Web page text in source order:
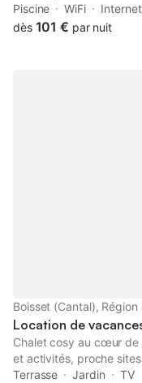
recently renovated
train station and 28 km
Piscine WiFi
Internet
dès 101 € par nuit
Boisset (Cantal), Région
Location de
Chalet cosy au cœur de
et activités, proche
property with a garden,
Terrasse Jardin
TV